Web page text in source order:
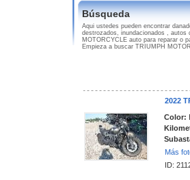
Búsqueda
Aqui ustedes pueden encontrar
destrozados, inundacionados ,
MOTORCYCLE auto para reparar o
Empieza a buscar TRIUMPH
2022
Color:
Más
ID: